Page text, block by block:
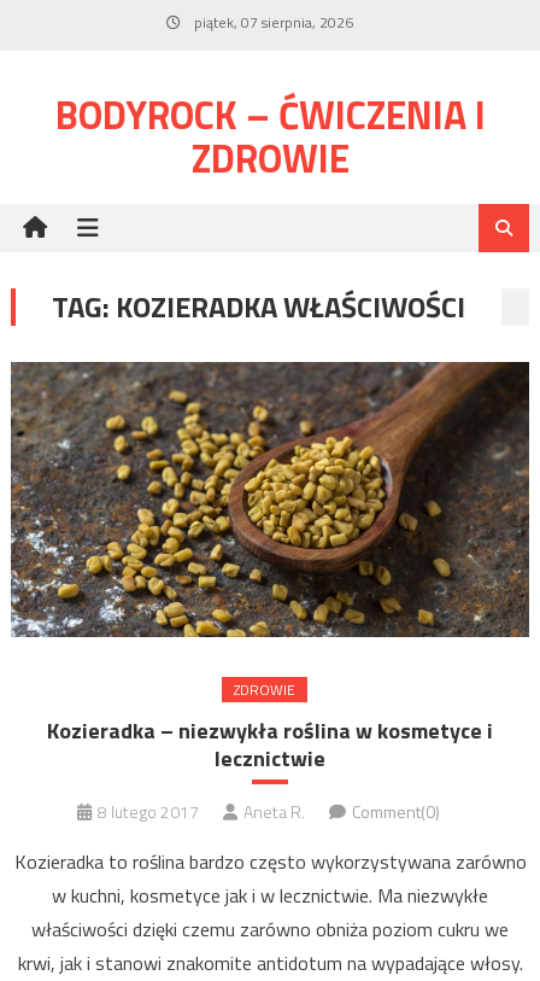
piątek, 07 sierpnia, 2026
BODYROCK – ĆWICZENIA I
ZDROWIE
TAG: KOZIERADKA WŁAŚCIWOŚCI
ZDROWIE
Kozieradka – niezwykła roślina w kosmetyce i
lecznictwie
8 lutego 2017 Aneta R. Comment(0)
Kozieradka to roślina bardzo często wykorzystywana zarówno
w kuchni, kosmetyce jak i w lecznictwie. Ma niezwykłe
właściwości dzięki czemu zarówno obniża poziom cukru we
krwi, jak i stanowi znakomite antidotum na wypadające włosy.